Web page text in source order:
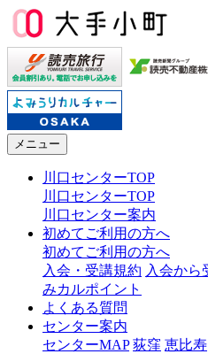
メニュー
川口センターTOP
川口センターTOP
川口センター案内
初めてご利用の方へ
初めてご利用の方へ
入会・受講規約 入会から
みカルポイント
よくある質問
センター案内
センターMAP 荻窪 恵比寿